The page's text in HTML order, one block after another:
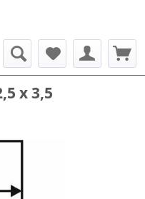
x 3,5